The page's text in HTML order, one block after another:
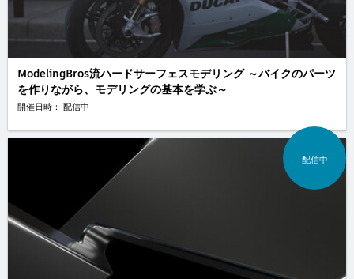
ModelingBros流ハードサーフェスモデリング ～バイクのパーツ
を作りながら、モデリングの基本を学ぶ～
開催日時： 配信中
配信中